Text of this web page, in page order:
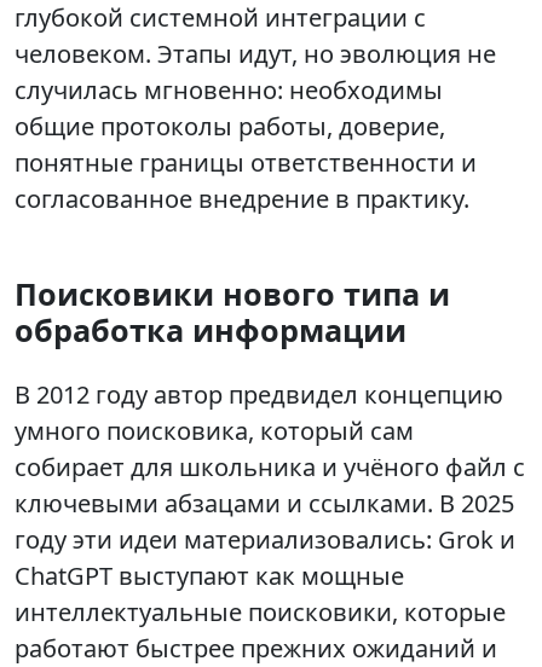
глубокой системной интеграции с
человеком. Этапы идут, но эволюция не
случилась мгновенно: необходимы
общие протоколы работы, доверие,
понятные границы ответственности и
согласованное внедрение в практику.
Поисковики нового типа и
обработка информации
В 2012 году автор предвидел концепцию
умного поисковика, который сам
собирает для школьника и учёного файл с
ключевыми абзацами и ссылками. В 2025
году эти идеи материализовались: Grok и
ChatGPT выступают как мощные
интеллектуальные поисковики, которые
работают быстрее прежних ожиданий и